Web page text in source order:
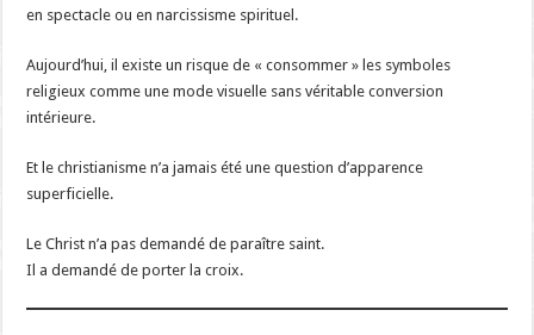
en spectacle ou en narcissisme spirituel.
Aujourd’hui, il existe un risque de « consommer » les symboles
religieux comme une mode visuelle sans véritable conversion
intérieure.
Et le christianisme n’a jamais été une question d’apparence
superficielle.
Le Christ n’a pas demandé de paraître saint.
Il a demandé de porter la croix.